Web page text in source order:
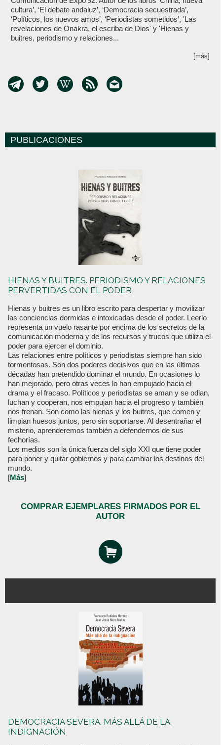
cultura’, ‘El debate andaluz’, ‘Democracia secuestrada’,
‘Políticos, los nuevos amos’, ‘Periodistas sometidos’, 'Las
revelaciones de Onakra, el escriba de Dios' y 'Hienas y
buitres, periodismo y relaciones...
[más]
PUBLICACIONES
HIENAS Y BUITRES. PERIODISMO Y RELACIONES
PERVERTIDAS CON EL PODER
Hienas y buitres es un libro escrito para despertar y movilizar
las conciencias dormidas e intoxicadas desde el poder. Leerlo
representa un vuelo rasante por encima de los secretos de la
comunicación moderna y de los recursos y trucos que utiliza el
poder para ejercer el dominio.
Las relaciones entre políticos y periodistas siempre han sido
tormentosas. Son dos poderes decisivos que en las últimas
décadas han pretendido dominar el mundo. En ocasiones lo
han mejorado, pero otras veces lo han empujado hacia el
drama y el fracaso. Políticos y periodistas se aman y se odian,
luchan y cooperan, nos empujan hacia el progreso y también
nos frenan. Son como las hienas y los buitres, que comen y
limpian huesos juntos, pero sin soportarse. Al desentrañar el
misterio, aprenderemos también a defendernos de sus
fechorías.
Los medios son la única fuerza del siglo XXI que tiene poder
para poner y quitar gobiernos y para cambiar los destinos del
mundo.
[Más]
COMPRAR EJEMPLARES FIRMADOS POR EL
AUTOR
DEMOCRACIA SEVERA. MÁS ALLÁ DE LA
INDIGNACIÓN